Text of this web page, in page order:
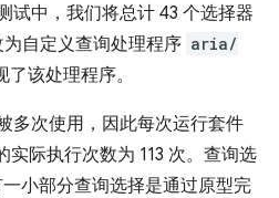
试中，我们将总计 43 个选择器
为自定义查询处理程序 aria/
该处理程序。
多次使用，因此每次运行套件
实际执行次数为 113 次。查询选
小部分查询选择是通过原型完